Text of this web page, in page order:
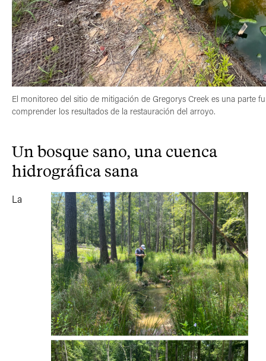
El monitoreo del sitio de mitigación de Gregorys Creek es una parte
comprender los resultados de la restauración del arroyo.
Un bosque sano, una cuenca
hidrográfica sana
La